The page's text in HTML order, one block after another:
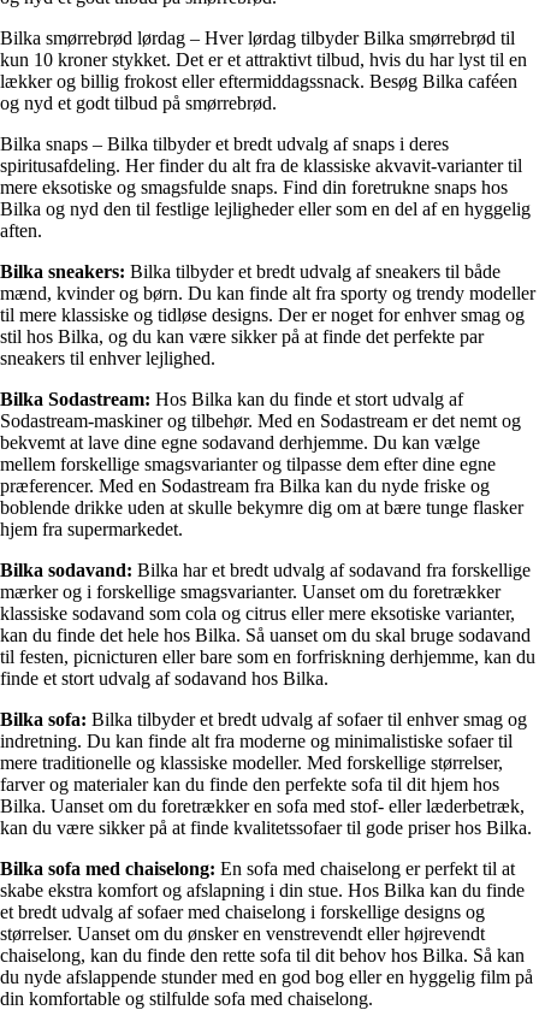
Bilka smørrebrød lørdag – Hver lørdag tilbyder Bilka smørrebrød til
kun 10 kroner stykket. Det er et attraktivt tilbud, hvis du har lyst til en
lækker og billig frokost eller eftermiddagssnack. Besøg Bilka caféen
og nyd et godt tilbud på smørrebrød.
Bilka snaps – Bilka tilbyder et bredt udvalg af snaps i deres
spiritusafdeling. Her finder du alt fra de klassiske akvavit-varianter til
mere eksotiske og smagsfulde snaps. Find din foretrukne snaps hos
Bilka og nyd den til festlige lejligheder eller som en del af en hyggelig
aften.
Bilka sneakers: Bilka tilbyder et bredt udvalg af sneakers til både
mænd, kvinder og børn. Du kan finde alt fra sporty og trendy modeller
til mere klassiske og tidløse designs. Der er noget for enhver smag og
stil hos Bilka, og du kan være sikker på at finde det perfekte par
sneakers til enhver lejlighed.
Bilka Sodastream: Hos Bilka kan du finde et stort udvalg af
Sodastream-maskiner og tilbehør. Med en Sodastream er det nemt og
bekvemt at lave dine egne sodavand derhjemme. Du kan vælge
mellem forskellige smagsvarianter og tilpasse dem efter dine egne
præferencer. Med en Sodastream fra Bilka kan du nyde friske og
boblende drikke uden at skulle bekymre dig om at bære tunge flasker
hjem fra supermarkedet.
Bilka sodavand: Bilka har et bredt udvalg af sodavand fra forskellige
mærker og i forskellige smagsvarianter. Uanset om du foretrækker
klassiske sodavand som cola og citrus eller mere eksotiske varianter,
kan du finde det hele hos Bilka. Så uanset om du skal bruge sodavand
til festen, picnicturen eller bare som en forfriskning derhjemme, kan du
finde et stort udvalg af sodavand hos Bilka.
Bilka sofa: Bilka tilbyder et bredt udvalg af sofaer til enhver smag og
indretning. Du kan finde alt fra moderne og minimalistiske sofaer til
mere traditionelle og klassiske modeller. Med forskellige størrelser,
farver og materialer kan du finde den perfekte sofa til dit hjem hos
Bilka. Uanset om du foretrækker en sofa med stof- eller læderbetræk,
kan du være sikker på at finde kvalitetssofaer til gode priser hos Bilka.
Bilka sofa med chaiselong: En sofa med chaiselong er perfekt til at
skabe ekstra komfort og afslapning i din stue. Hos Bilka kan du finde
et bredt udvalg af sofaer med chaiselong i forskellige designs og
størrelser. Uanset om du ønsker en venstrevendt eller højrevendt
chaiselong, kan du finde den rette sofa til dit behov hos Bilka. Så kan
du nyde afslappende stunder med en god bog eller en hyggelig film på
din komfortable og stilfulde sofa med chaiselong.